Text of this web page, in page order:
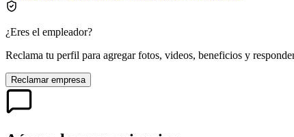
¿Eres el empleador?
Reclama tu perfil para agregar fotos, videos, beneficios y
Reclamar empresa